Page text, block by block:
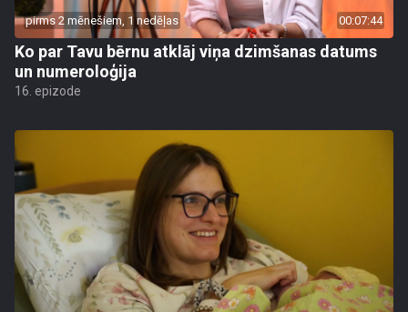
pirms 2 mēnešiem, 1 nedēļas 00:07:44
Ko par Tavu bērnu atklāj viņa dzimšanas datums
un numeroloģija
16. epizode